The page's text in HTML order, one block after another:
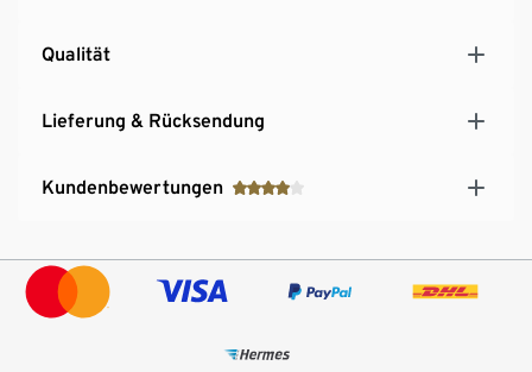
Qualität
Lieferung & Rücksendung
Kundenbewertungen